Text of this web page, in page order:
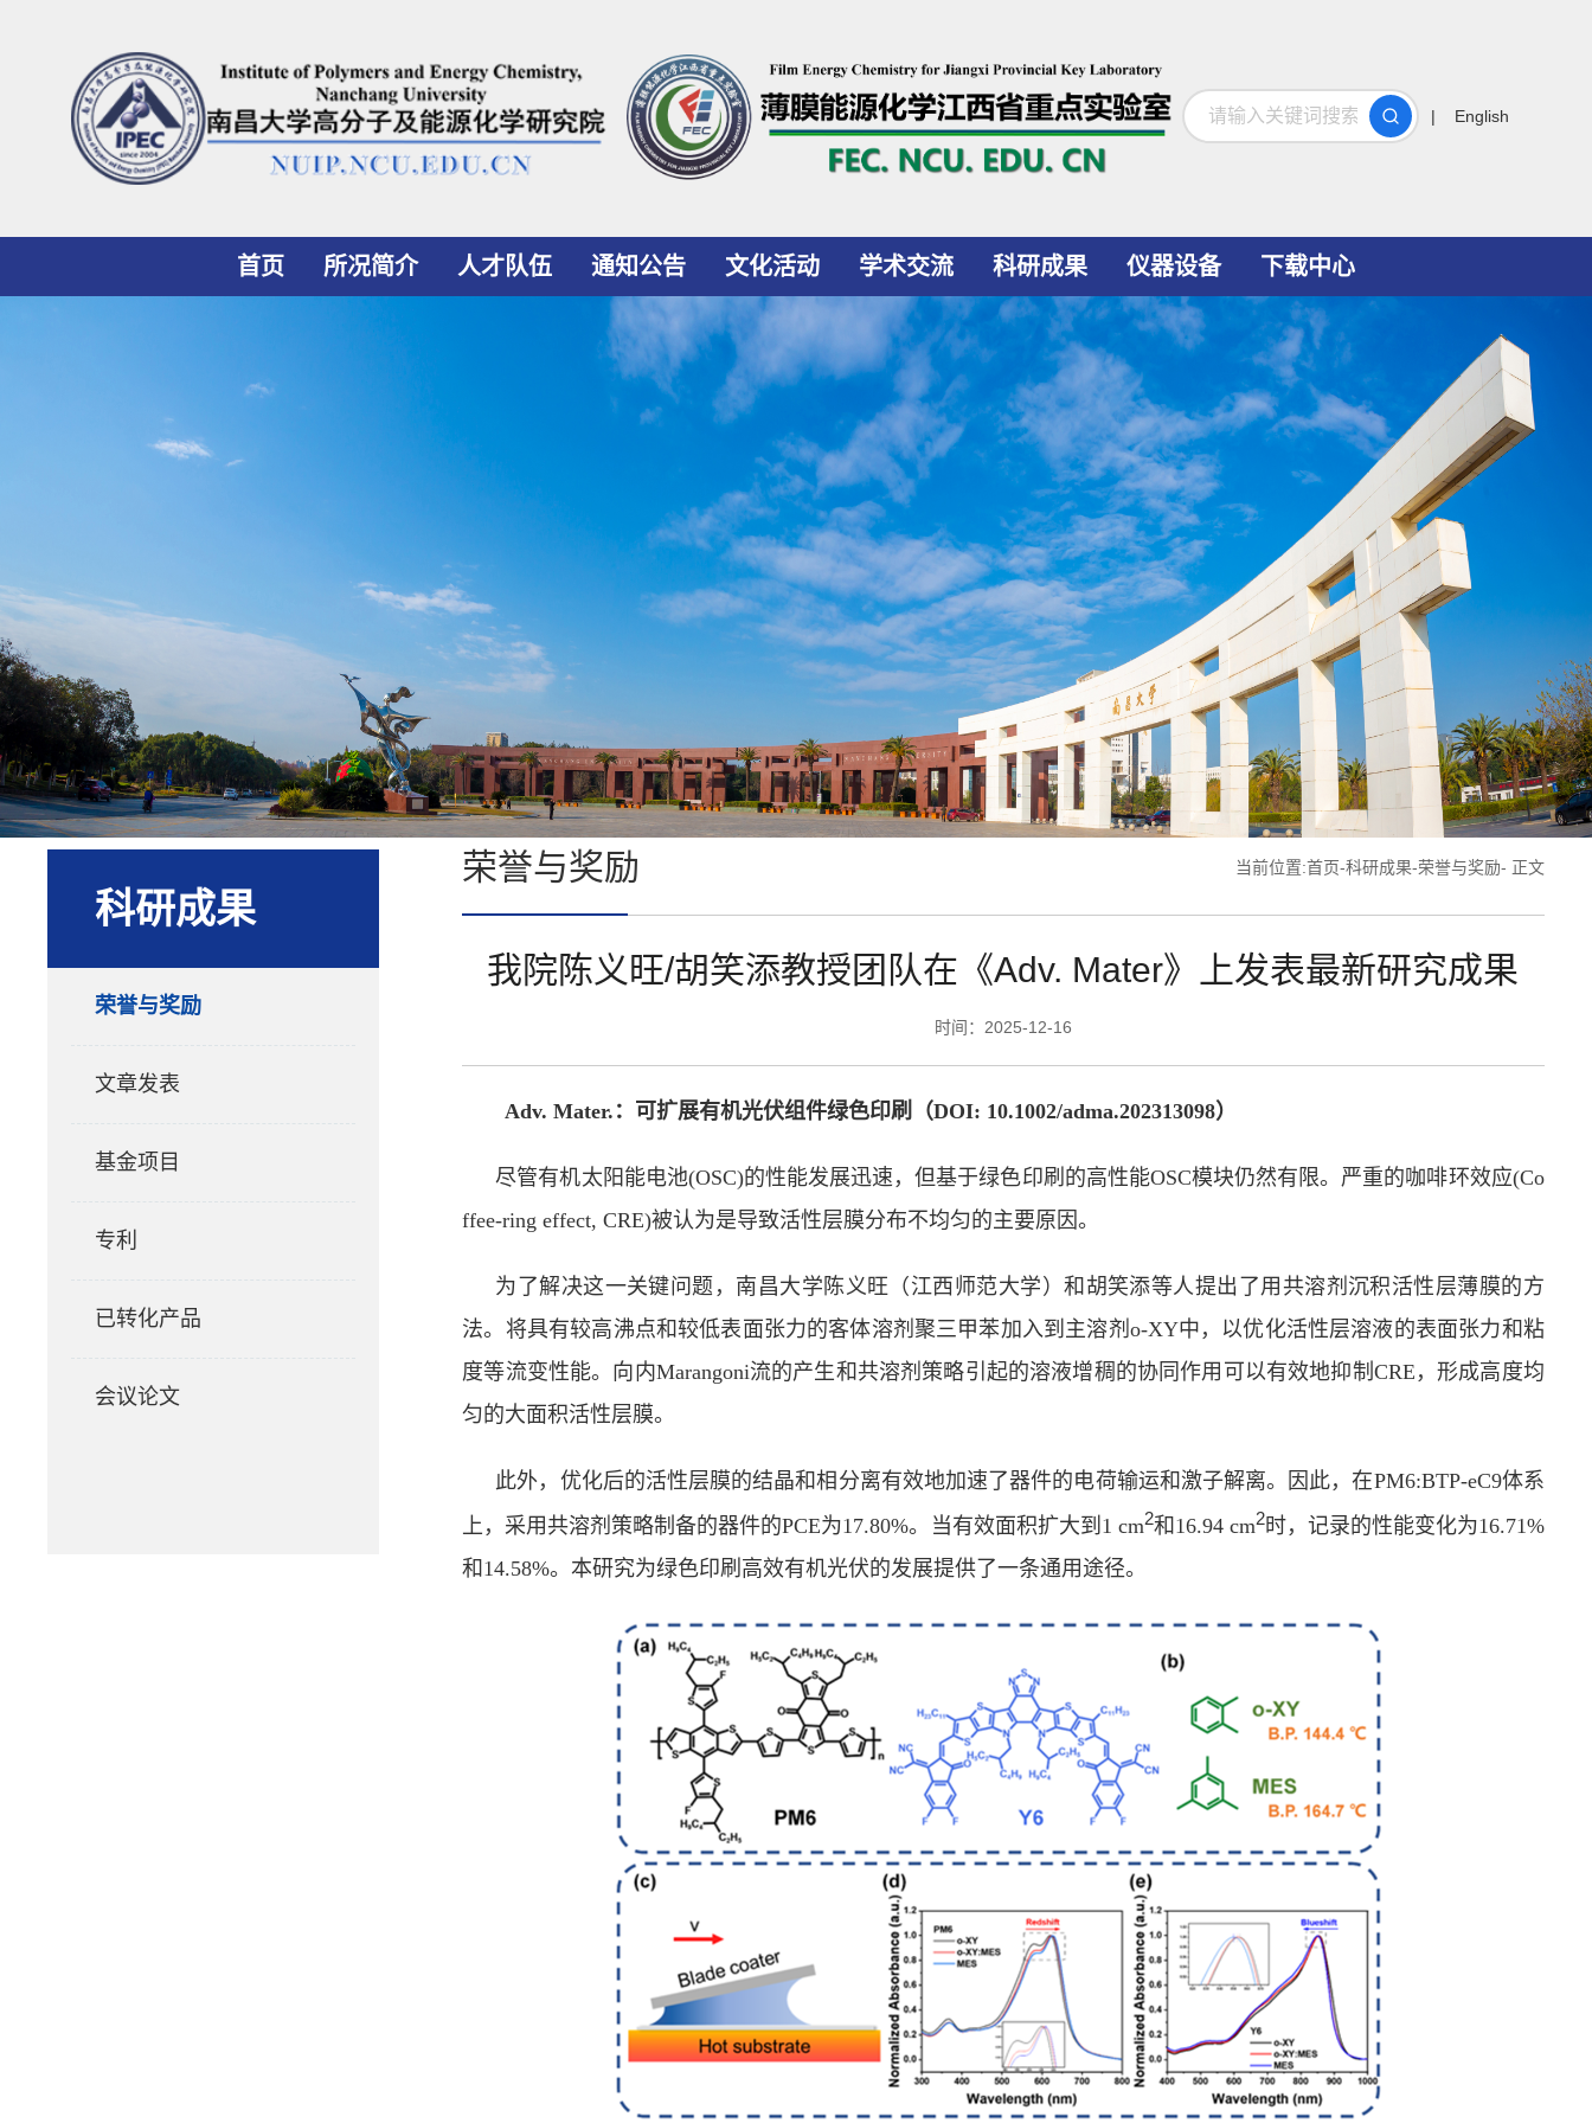
搜索
| English
首页 所况简介 人才队伍 通知公告 文化活动 学术交流 科研成果 仪器设备 下载中心
科研成果
荣誉与奖励
文章发表
基金项目
专利
已转化产品
会议论文
荣誉与奖励 当前位置:首页-科研成果-荣誉与奖励- 正文
我院陈义旺/胡笑添教授团队在《Adv. Mater》上发表最新研究成果
时间：2025-12-16
Adv. Mater. ：可扩展有机光伏组件绿色印刷（DOI: 10.1002/adma.202313098）
尽管有机太阳能电池(OSC)的性能发展迅速，但基于绿色印刷的高性能OSC模块仍然有限。严重的咖啡环效应(Co
ffee-ring effect, CRE)被认为是导致活性层膜分布不均匀的主要原因。
为了解决这一关键问题，南昌大学陈义旺（江西师范大学）和胡笑添等人提出了用共溶剂沉积活性层薄膜的方
法。将具有较高沸点和较低表面张力的客体溶剂聚三甲苯加入到主溶剂 o-XY中，以优化活性层溶液的表面张力和粘
度等流变性能。向内Marangoni流的产生和共溶剂策略引起的溶液增稠的协同作用可以有效地抑制 CRE ，形成高度均
匀的大面积活性层膜。
此外，优化后的活性层膜的结晶和相分离有效地加速了器件的电荷输运和激子解离。因此，在PM6:BTP-eC9体系
上，采用共溶剂策略制备的器件的PCE为17.80%。当有效面积扩大到 1 cm2和 16.94 cm2时，记录的性能变化为16.71%
和 14.58%。本研究为绿色印刷高效有机光伏的发展提供了一条通用途径。